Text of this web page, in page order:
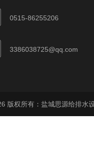
0515-86255206
3386038725@qq.com
版权所有：盐城思源给排水